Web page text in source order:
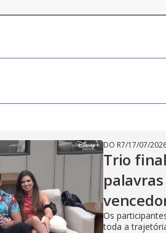
DO R7/17/07/
Trio
Os
toda a